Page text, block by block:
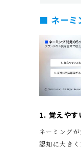
■ ネー
1. 覚えやす
ネーミング
認知に大き